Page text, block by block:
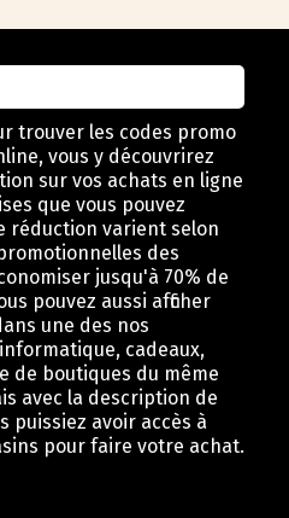
trouver les codes promo
vous y découvrirez
sur vos achats en ligne
que vous pouvez
réduction varient selon
des
jusqu'à 70% de
pouvez aussi afficher
une des nos
cadeaux,
de boutiques du même
avec la description de
puissiez avoir accès à
pour faire votre achat.